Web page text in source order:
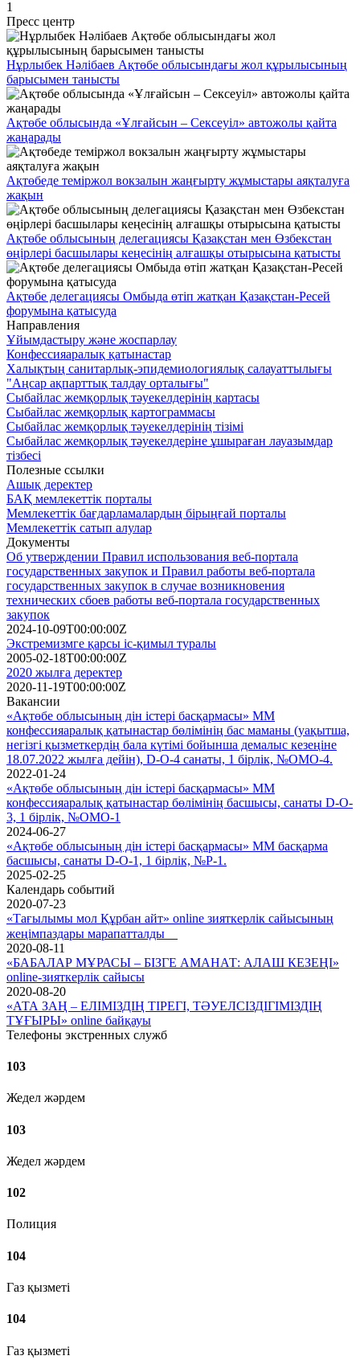
1
Пресс центр
Нұрлыбек Нәлібаев Ақтөбе облысындағы жол құрылысының
барысымен танысты
Ақтөбе облысында «Ұлғайсын – Сексеуіл» автожолы қайта
жаңарады
Ақтөбеде теміржол вокзалын жаңғырту жұмыстары аяқталуға
жақын
Ақтөбе облысының делегациясы Қазақстан мен Өзбекстан
өңірлері басшылары кеңесінің алғашқы отырысына қатысты
Ақтөбе делегациясы Омбыда өтіп жатқан Қазақстан-Ресей
форумына қатысуда
Направления
Ұйымдастыру және жоспарлау
Конфессияаралық қатынастар
Халықтың санитарлық-эпидемиологиялық салауаттылығы
"Аңсар ақпарттық талдау орталығы"
Сыбайлас жемқорлық тәуекелдерінің картасы
Сыбайлас жемқорлық картограммасы
Сыбайлас жемқорлық тәуекелдерінің тізімі
Сыбайлас жемқорлық тәуекелдеріне ұшыраған лауазымдар
тізбесі
Полезные ссылки
Ашық деректер
БАҚ мемлекеттік порталы
Мемлекеттік бағдарламалардың бірыңғай порталы
Мемлекеттік сатып алулар
Документы
Об утверждении Правил использования веб-портала
государственных закупок и Правил работы веб-портала
государственных закупок в случае возникновения
технических сбоев работы веб-портала государственных
закупок
2024-10-09T00:00:00Z
Экстремизмге қарсы іс-қимыл туралы
2005-02-18T00:00:00Z
2020 жылғa деректер
2020-11-19T00:00:00Z
Вакансии
«Ақтөбе облысының дін істері басқармасы» ММ
конфессияаралық қатынастар бөлімінің бас маманы (уақытша,
негізгі қызметкердің бала күтімі бойынша демалыс кезеңіне
18.07.2022 жылға дейін), D-O-4 санаты, 1 бірлік, №ОМО-4.
2022-01-24
«Ақтөбе облысының дін істері басқармасы» ММ
конфессияаралық қатынастар бөлімінің басшысы, санаты D-O-
3, 1 бірлік, №ОМО-1
2024-06-27
«Ақтөбе облысының дін істері басқармасы» ММ басқарма
басшысы, санаты D-O-1, 1 бірлік, №Р-1.
2025-02-25
Календарь событий
2020-07-23
«Тағылымы мол Құрбан айт» online зияткерлік сайысының
жеңімпаздары марапатталды ⠀
2020-08-11
«БАБАЛАР МҰРАСЫ – БІЗГЕ АМАНАТ: АЛАШ КЕЗЕҢІ»
online-зияткерлік сайысы
2020-08-20
«АТА ЗАҢ – ЕЛІМІЗДІҢ ТІРЕГІ, ТӘУЕЛСІЗДІГІМІЗДІҢ
ТҰҒЫРЫ» online байқауы
Телефоны экстренных служб
103
Жедел жәрдем
103
Жедел жәрдем
102
Полиция
104
Газ қызметі
104
Газ қызметі